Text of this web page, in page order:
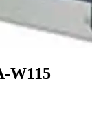
W115